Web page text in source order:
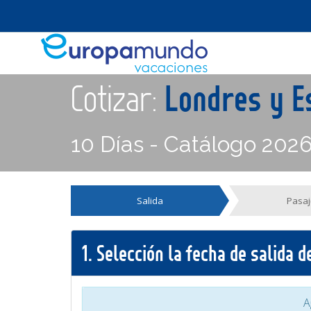
Cotizar: Londres y
10 Días - Catálogo
Salida
1. Selección la fecha de salida